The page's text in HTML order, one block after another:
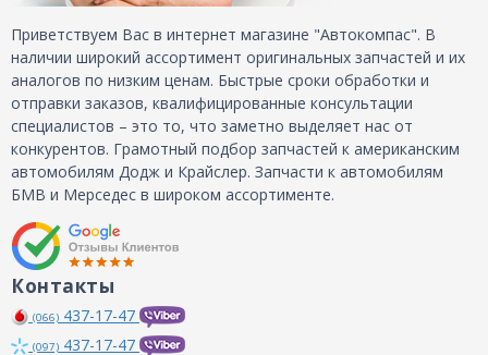
Приветствуем Вас в интернет магазине "Автокомпас". В
наличии широкий ассортимент оригинальных запчастей и их
аналогов по низким ценам. Быстрые сроки обработки и
отправки заказов, квалифицированные консультации
специалистов – это то, что заметно выделяет нас от
конкурентов. Грамотный подбор запчастей к американским
автомобилям Додж и Крайслер. Запчасти к автомобилям
БМВ и Мерседес в широком ассортименте.
Контакты
(066) 437-17-47
(097) 437-17-47